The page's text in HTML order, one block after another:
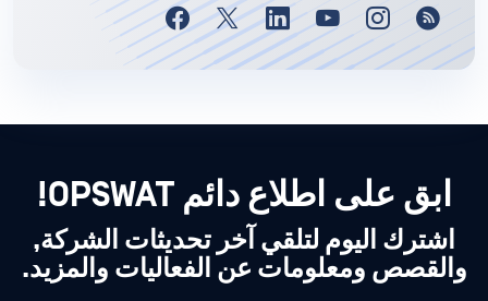
ابق على اطلاع دائم OPSWAT!
اشترك اليوم لتلقي آخر تحديثات الشركة,
والقصص ومعلومات عن الفعاليات والمزيد.